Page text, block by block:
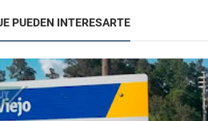
PUEDEN INTERESARTE